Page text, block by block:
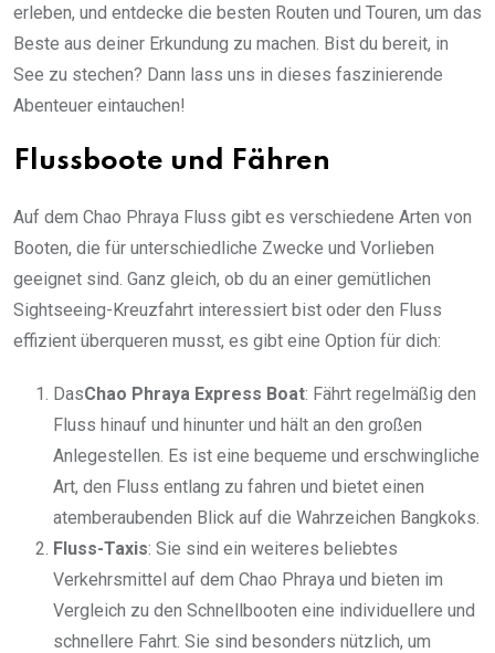
erleben, und entdecke die besten Routen und Touren, um das
Beste aus deiner Erkundung zu machen. Bist du bereit, in
See zu stechen? Dann lass uns in dieses faszinierende
Abenteuer eintauchen!
Flussboote und Fähren
Auf dem Chao Phraya Fluss gibt es verschiedene Arten von
Booten, die für unterschiedliche Zwecke und Vorlieben
geeignet sind. Ganz gleich, ob du an einer gemütlichen
Sightseeing-Kreuzfahrt interessiert bist oder den Fluss
effizient überqueren musst, es gibt eine Option für dich:
DasChao Phraya Express Boat: Fährt regelmäßig den
Fluss hinauf und hinunter und hält an den großen
Anlegestellen. Es ist eine bequeme und erschwingliche
Art, den Fluss entlang zu fahren und bietet einen
atemberaubenden Blick auf die Wahrzeichen Bangkoks.
Fluss-Taxis: Sie sind ein weiteres beliebtes
Verkehrsmittel auf dem Chao Phraya und bieten im
Vergleich zu den Schnellbooten eine individuellere und
schnellere Fahrt. Sie sind besonders nützlich, um